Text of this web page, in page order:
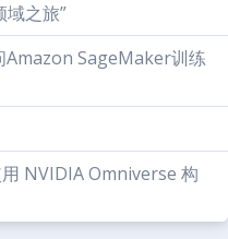
域之旅”
SageMaker训练
NVIDIA Omniverse 构